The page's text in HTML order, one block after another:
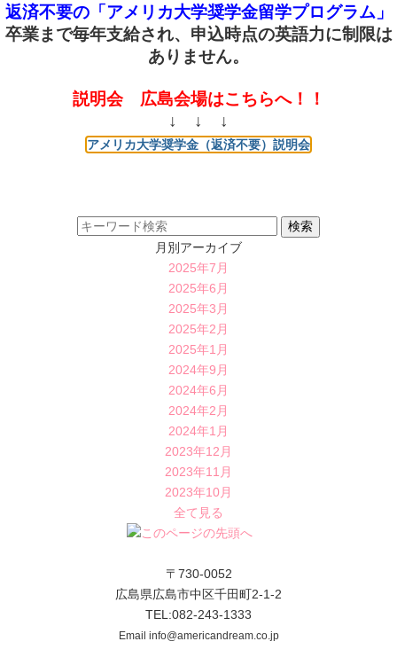
返済不要の「アメリカ大学奨学金留学プログラム」
卒業まで毎年支給され、申込時点の英語力に制限は
ありません。
説明会 広島会場はこちらへ！！
↓ ↓ ↓
アメリカ大学奨学金（返済不要）説明会
月別アーカイブ
2025年7月
2025年6月
2025年3月
2025年2月
2025年1月
2024年9月
2024年6月
2024年2月
2024年1月
2023年12月
2023年11月
2023年10月
全て見る
〒730-0052
広島県広島市中区千田町2-1-2
TEL:082-243-1333
Email info@americandream.co.jp